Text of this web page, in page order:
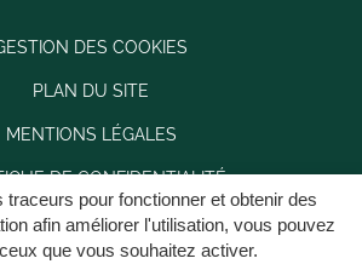
traceurs pour fonctionner et obtenir des
afin améliorer l'utilisation, vous pouvez
que vous souhaitez activer.
DES COOKIES
PLAN DU SITE
MENTIONS LÉGALES
DE CONFIDENTIALITÉ
: PARTIELLEMENT CONFORME